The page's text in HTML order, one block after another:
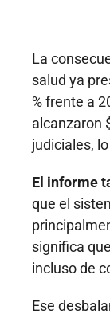
La
salud ya
% frente a
alcanzaron
judiciales,
El informe
que el
significa
incluso de
Ese